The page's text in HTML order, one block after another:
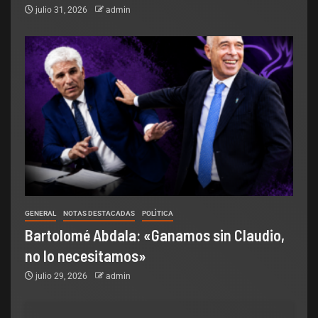
julio 31, 2026 admin
GENERAL NOTAS DESTACADAS POLÌTICA
Bartolomé Abdala: «Ganamos sin Claudio,
no lo necesitamos»
julio 29, 2026 admin